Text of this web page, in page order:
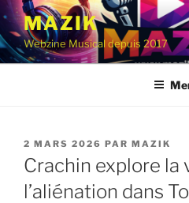
Aller
contenu
principal
MAZIK
Webzine Musical depuis 2017
PUBLIÉ
LE
2 MARS 2026 PAR MAZIK
Crachin explore la
l’aliénation dans